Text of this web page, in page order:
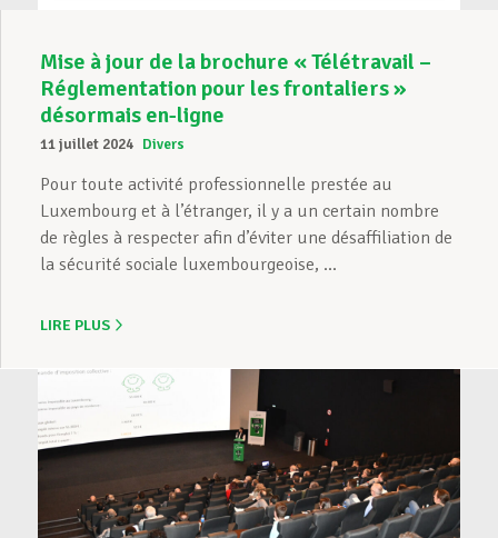
Mise à jour de la brochure « Télétravail –
Réglementation pour les frontaliers »
désormais en-ligne
11 juillet 2024 Divers
Pour toute activité professionnelle prestée au
Luxembourg et à l’étranger, il y a un certain nombre
de règles à respecter afin d’éviter une désaffiliation de
la sécurité sociale luxembourgeoise, ...
LIRE PLUS